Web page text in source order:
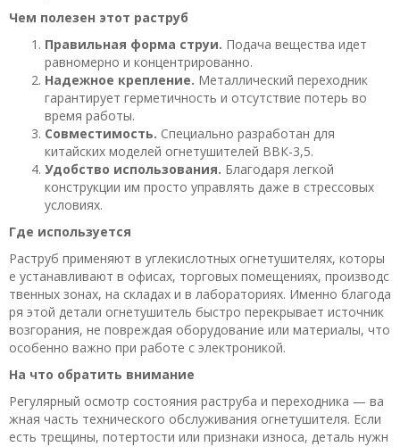
Чем полезен этот раструб
Правильная форма струи. Подача вещества идет
равномерно и концентрированно.
Надежное крепление. Металлический переходник
гарантирует герметичность и отсутствие потерь во
время работы.
Совместимость. Специально разработан для
китайских моделей огнетушителей ВВК-3,5.
Удобство использования. Благодаря легкой
конструкции им просто управлять даже в стрессовых
условиях.
Где используется
Раструб применяют в углекислотных огнетушителях, которы
е устанавливают в офисах, торговых помещениях, производс
твенных зонах, на складах и в лабораториях. Именно благода
ря этой детали огнетушитель быстро перекрывает источник
возгорания, не повреждая оборудование или материалы, что
особенно важно при работе с электроникой.
На что обратить внимание
Регулярный осмотр состояния раструба и переходника — ва
жная часть технического обслуживания огнетушителя. Если
есть трещины, потертости или признаки износа, деталь нужн